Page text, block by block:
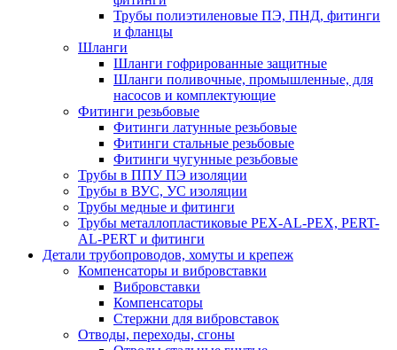
Трубы полиэтиленовые ПЭ, ПНД, фитинги
и фланцы
Шланги
Шланги гофрированные защитные
Шланги поливочные, промышленные, для
насосов и комплектующие
Фитинги резьбовые
Фитинги латунные резьбовые
Фитинги стальные резьбовые
Фитинги чугунные резьбовые
Трубы в ППУ ПЭ изоляции
Трубы в ВУС, УС изоляции
Трубы медные и фитинги
Трубы металлопластиковые PEX-AL-PEX, PERT-
AL-PERT и фитинги
Детали трубопроводов, хомуты и крепеж
Компенсаторы и вибровставки
Вибровставки
Компенсаторы
Стержни для вибровставок
Отводы, переходы, сгоны